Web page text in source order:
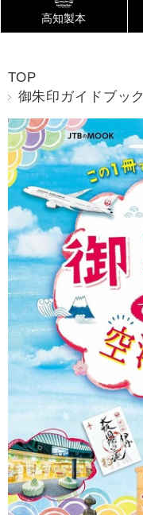
高知製本
TOP
御朱印ガイドブック